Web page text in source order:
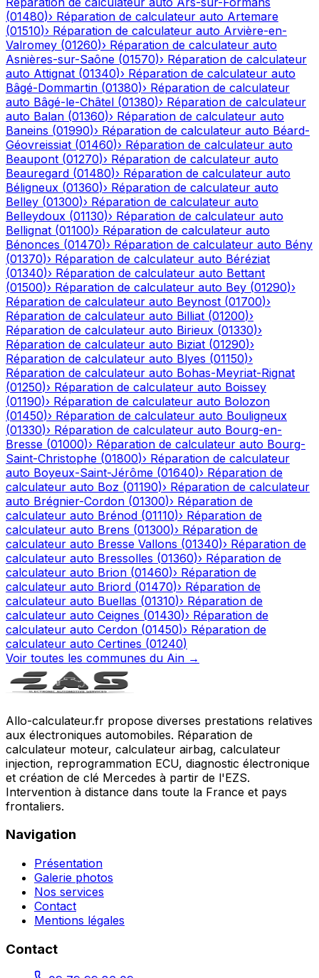
(01480)› Réparation de calculateur auto Artemare
(01510)› Réparation de calculateur auto Arvière-en-
Valromey (01260)› Réparation de calculateur auto
Asnières-sur-Saône (01570)› Réparation de calculateur
auto Attignat (01340)› Réparation de calculateur auto
Bâgé-Dommartin (01380)› Réparation de calculateur
auto Bâgé-le-Châtel (01380)› Réparation de calculateur
auto Balan (01360)› Réparation de calculateur auto
Baneins (01990)› Réparation de calculateur auto Béard-
Géovreissiat (01460)› Réparation de calculateur auto
Beaupont (01270)› Réparation de calculateur auto
Beauregard (01480)› Réparation de calculateur auto
Béligneux (01360)› Réparation de calculateur auto
Belley (01300)› Réparation de calculateur auto
Belleydoux (01130)› Réparation de calculateur auto
Bellignat (01100)› Réparation de calculateur auto
Bénonces (01470)› Réparation de calculateur auto Bény
(01370)› Réparation de calculateur auto Béréziat
(01340)› Réparation de calculateur auto Bettant
(01500)› Réparation de calculateur auto Bey (01290)›
Réparation de calculateur auto Beynost (01700)›
Réparation de calculateur auto Billiat (01200)›
Réparation de calculateur auto Birieux (01330)›
Réparation de calculateur auto Biziat (01290)›
Réparation de calculateur auto Blyes (01150)›
Réparation de calculateur auto Bohas-Meyriat-Rignat
(01250)› Réparation de calculateur auto Boissey
(01190)› Réparation de calculateur auto Bolozon
(01450)› Réparation de calculateur auto Bouligneux
(01330)› Réparation de calculateur auto Bourg-en-
Bresse (01000)› Réparation de calculateur auto Bourg-
Saint-Christophe (01800)› Réparation de calculateur
auto Boyeux-Saint-Jérôme (01640)› Réparation de
calculateur auto Boz (01190)› Réparation de calculateur
auto Brégnier-Cordon (01300)› Réparation de
calculateur auto Brénod (01110)› Réparation de
calculateur auto Brens (01300)› Réparation de
calculateur auto Bresse Vallons (01340)› Réparation de
calculateur auto Bressolles (01360)› Réparation de
calculateur auto Brion (01460)› Réparation de
calculateur auto Briord (01470)› Réparation de
calculateur auto Buellas (01310)› Réparation de
calculateur auto Ceignes (01430)› Réparation de
calculateur auto Cerdon (01450)› Réparation de
calculateur auto Certines (01240)
Voir toutes les communes du Ain →
Allo-calculateur.fr propose diverses prestations relatives
aux électroniques automobiles. Réparation de
calculateur moteur, calculateur airbag, calculateur
injection, reprogrammation ECU, diagnostic électronique
et création de clé Mercedes à partir de l'EZS.
Intervention à distance dans toute la France et pays
frontaliers.
Navigation
Présentation
Galerie photos
Nos services
Contact
Mentions légales
Contact